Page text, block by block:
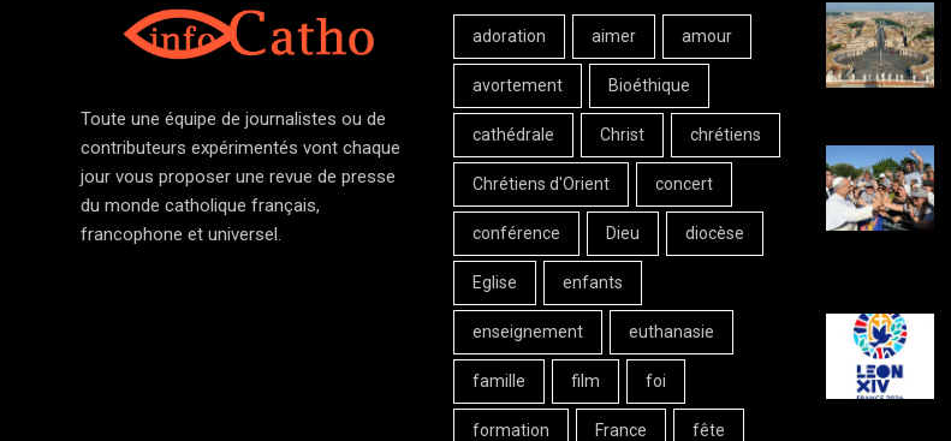
Toute une équipe de journalistes ou de
contributeurs expérimentés vont chaque
jour vous proposer une revue de presse
du monde catholique français,
francophone et universel.
adoration aimer amour
avortement Bioéthique
cathédrale Christ chrétiens
Chrétiens d'Orient concert
conférence Dieu diocèse
Eglise enfants
enseignement euthanasie
famille film foi
formation France fête